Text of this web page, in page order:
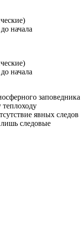
начала
начала
заповедника
теплоходу
явных следов
следовые